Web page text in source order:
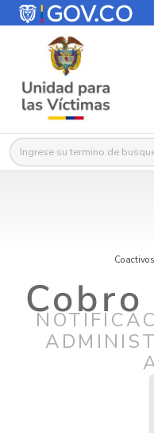
Buscar:
Coactivos